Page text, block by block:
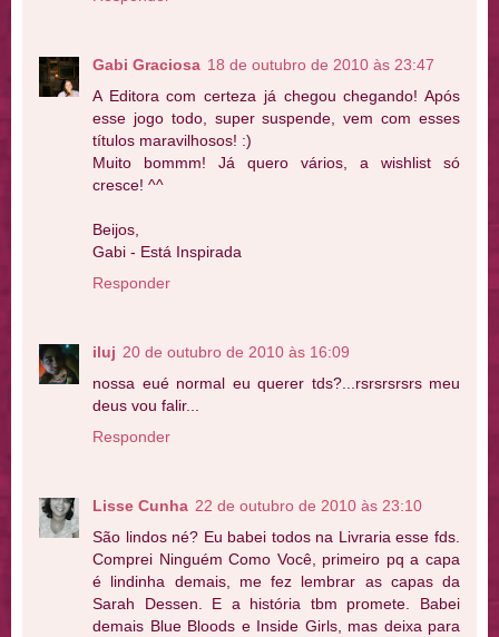
Gabi Graciosa 18 de outubro de 2010 às 23:47
A Editora com certeza já chegou chegando! Após
esse jogo todo, super suspende, vem com esses
títulos maravilhosos! :)
Muito bommm! Já quero vários, a wishlist só
cresce! ^^
Beijos,
Gabi - Está Inspirada
Responder
iluj 20 de outubro de 2010 às 16:09
nossa eué normal eu querer tds?...rsrsrsrsrs meu
deus vou falir...
Responder
Lisse Cunha 22 de outubro de 2010 às 23:10
São lindos né? Eu babei todos na Livraria esse fds.
Comprei Ninguém Como Você, primeiro pq a capa
é lindinha demais, me fez lembrar as capas da
Sarah Dessen. E a história tbm promete. Babei
demais Blue Bloods e Inside Girls, mas deixa para